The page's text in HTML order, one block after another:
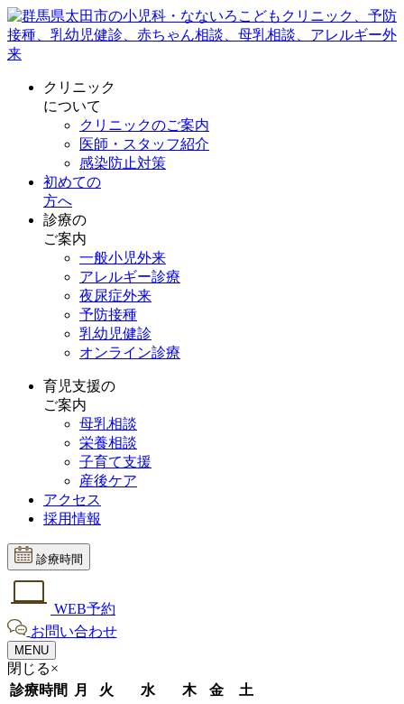
クリニック
について
クリニックのご案内
医師・スタッフ紹介
感染防止対策
初めての
方へ
診療の
ご案内
一般小児外来
アレルギー診療
夜尿症外来
予防接種
乳幼児健診
オンライン診療
育児支援の
ご案内
母乳相談
栄養相談
子育て支援
産後ケア
アクセス
採用情報
診療時間
WEB予約
お問い合わせ
MENU
閉じる×
診療時間
月 火 水 木 金
土